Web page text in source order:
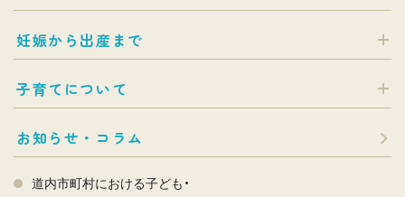
妊娠から出産まで
子育てについて
お知らせ・コラム
道内市町村における子ども・